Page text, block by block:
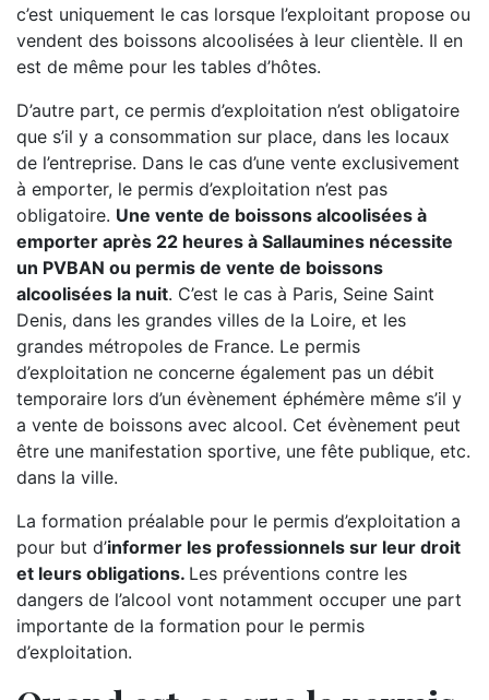
c’est uniquement le cas lorsque l’exploitant propose ou
vendent des boissons alcoolisées à leur clientèle. Il en
est de même pour les tables d’hôtes.
D’autre part, ce permis d’exploitation n’est obligatoire
que s’il y a consommation sur place, dans les locaux
de l’entreprise. Dans le cas d’une vente exclusivement
à emporter, le permis d’exploitation n’est pas
obligatoire. Une vente de boissons alcoolisées à
emporter après 22 heures à Sallaumines nécessite
un PVBAN ou permis de vente de boissons
alcoolisées la nuit. C’est le cas à Paris, Seine Saint
Denis, dans les grandes villes de la Loire, et les
grandes métropoles de France. Le permis
d’exploitation ne concerne également pas un débit
temporaire lors d’un évènement éphémère même s’il y
a vente de boissons avec alcool. Cet évènement peut
être une manifestation sportive, une fête publique, etc.
dans la ville.
La formation préalable pour le permis d’exploitation a
pour but d’informer les professionnels sur leur droit
et leurs obligations. Les préventions contre les
dangers de l’alcool vont notamment occuper une part
importante de la formation pour le permis
d’exploitation.